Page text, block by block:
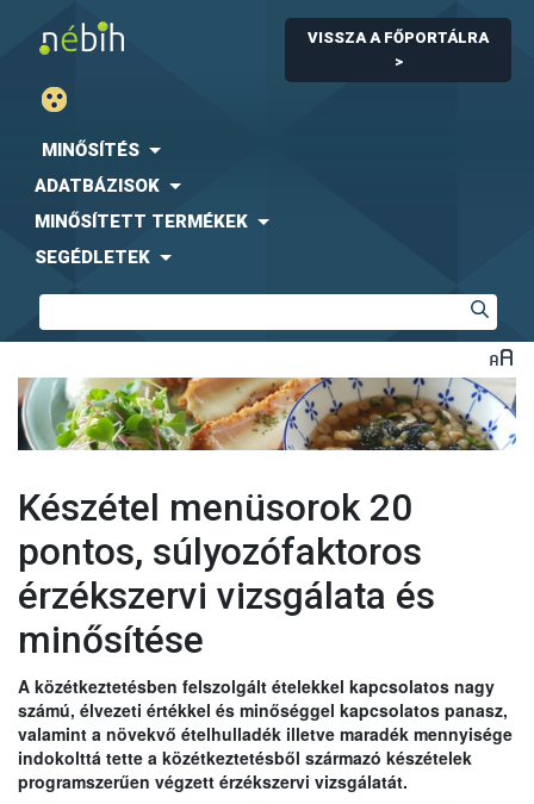
VISSZA A FŐPORTÁLRA
>
MINŐSÍTÉS
ADATBÁZISOK
MINŐSÍTETT TERMÉKEK
SEGÉDLETEK
Készétel menüsorok 20
pontos, súlyozófaktoros
érzékszervi vizsgálata és
minősítése
A közétkeztetésben felszolgált ételekkel kapcsolatos nagy
számú, élvezeti értékkel és minőséggel kapcsolatos panasz,
valamint a növekvő ételhulladék illetve maradék mennyisége
indokolttá tette a közétkeztetésből származó készételek
programszerűen végzett érzékszervi vizsgálatát.